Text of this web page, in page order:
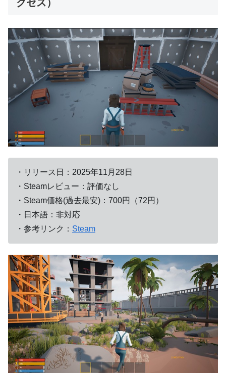
クセス）
・リリース日：2025年11月28日
・Steamレビュー：評価なし
・Steam価格(過去最安)：700円（72円）
・日本語：非対応
・参考リンク： Steam